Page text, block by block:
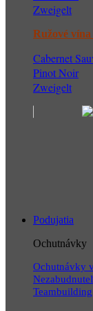
Zweigelt
Ružové vína
Cabernet
Pinot Noir
Zweigelt
Podujatia
Ochutnávky
Ochutnávky